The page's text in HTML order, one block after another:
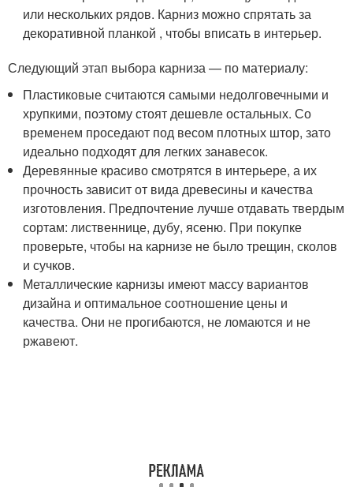
или нескольких рядов. Карниз можно спрятать за
декоративной планкой , чтобы вписать в интерьер.
Следующий этап выбора карниза — по материалу:
Пластиковые считаются самыми недолговечными и
хрупкими, поэтому стоят дешевле остальных. Со
временем проседают под весом плотных штор, зато
идеально подходят для легких занавесок.
Деревянные красиво смотрятся в интерьере, а их
прочность зависит от вида древесины и качества
изготовления. Предпочтение лучше отдавать твердым
сортам: лиственнице, дубу, ясеню. При покупке
проверьте, чтобы на карнизе не было трещин, сколов
и сучков.
Металлические карнизы имеют массу вариантов
дизайна и оптимальное соотношение цены и
качества. Они не прогибаются, не ломаются и не
ржавеют.